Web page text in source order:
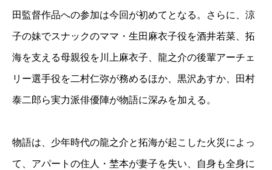
田監督作品への参加は今回が初めてとなる。さらに、涼
子の妹でスナックのママ・生田麻衣子役を酒井若菜、拓
海を支える母親役を川上麻衣子、龍之介の後輩アーチェ
リー選手役を二村仁弥が務めるほか、黒沢あすか、田村
泰二郎ら実力派俳優陣が物語に深みを加える。
物語は、少年時代の龍之介と拓海が起こした火災によっ
て、アパートの住人・埜本が妻子を失い、自身も全身に